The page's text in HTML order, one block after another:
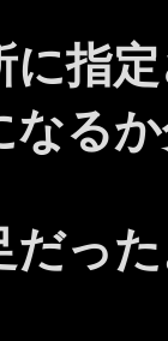
指
なる
っ